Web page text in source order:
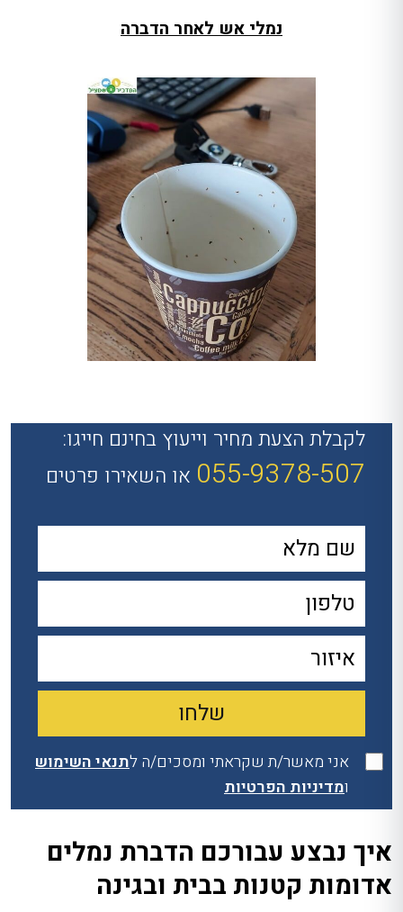
נמלי אש לאחר הדברה
לקבלת הצעת מחיר וייעוץ בחינם חייגו:
055-9378-507 או השאירו פרטים
אני מאשר/ת שקראתי ומסכים/ה לתנאי השימוש
ומדיניות הפרטיות
איך נבצע עבורכם הדברת נמלים
אדומות קטנות בבית ובגינה